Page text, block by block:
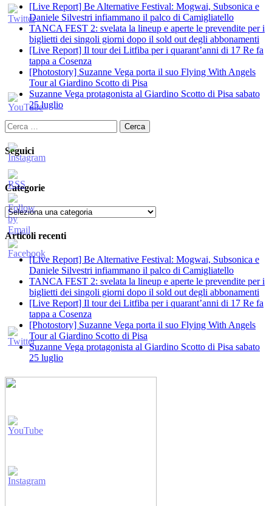
[Live Report] Be Alternative Festival: Mogwai, Subsonica e
Daniele Silvestri infiammano il palco di Camigliatello
TANCA FEST 2: svelata la lineup e aperte le prevendite per i
biglietti dei singoli giorni dopo il sold out degli abbonamenti
[Live Report] Il tour dei Litfiba per i quarant’anni di 17 Re fa
tappa a Cosenza
[Photostory] Suzanne Vega porta il suo Flying With Angels
Tour al Giardino Scotto di Pisa
Suzanne Vega protagonista al Giardino Scotto di Pisa sabato
25 luglio
Ricerca
per:
Seguici
Categorie
Categorie
Articoli recenti
[Live Report] Be Alternative Festival: Mogwai, Subsonica e
Daniele Silvestri infiammano il palco di Camigliatello
TANCA FEST 2: svelata la lineup e aperte le prevendite per i
biglietti dei singoli giorni dopo il sold out degli abbonamenti
[Live Report] Il tour dei Litfiba per i quarant’anni di 17 Re fa
tappa a Cosenza
[Photostory] Suzanne Vega porta il suo Flying With Angels
Tour al Giardino Scotto di Pisa
Suzanne Vega protagonista al Giardino Scotto di Pisa sabato
25 luglio